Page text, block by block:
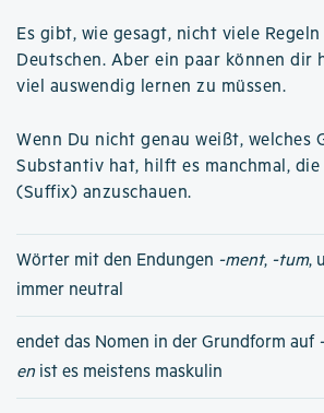
Es gibt, wie gesagt, nicht viele
Deutschen. Aber ein paar können dir
viel auswendig lernen zu müssen.
Wenn Du nicht genau weißt, welches
Substantiv hat, hilft es manchmal,
(Suffix) anzuschauen.
Wörter mit den Endungen -ment, -tum,
immer neutral
endet das Nomen in der Grundform auf
en ist es meistens maskulin